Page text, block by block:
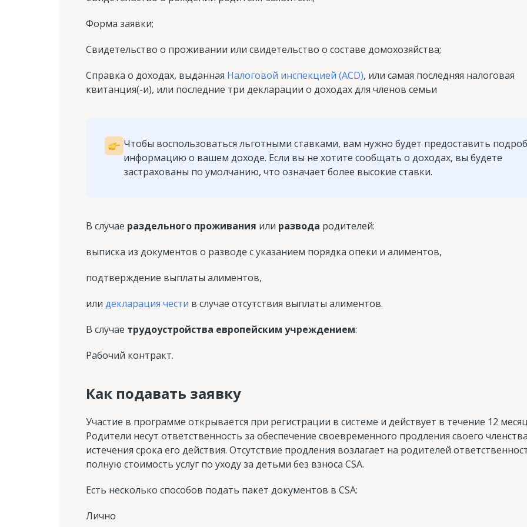
Форма заявки;
Свидетельство о проживании или свидетельство о составе домохозяйства;
Справка о доходах, выданная Налоговой инспекцией (ACD), или самая последняя налоговая
квитанция(-и), или последние три декларации о доходах для членов семьи
Чтобы воспользоваться льготными ставками, вам нужно будет предоставить
информацию о вашем доходе. Если вы не хотите сообщать о доходах, вы будете
застрахованы по умолчанию, что означает более высокие ставки.
В случае раздельного проживания или развода родителей:
выписка из документов о разводе с указанием порядка опеки и алиментов,
подтверждение выплаты алиментов,
или декларация чести в случае отсутствия выплаты алиментов.
В случае трудоустройства европейским учреждением:
Рабочий контракт.
Как подавать заявку
Участие в программе открывается при регистрации в системе и действует в течение 12
Родители несут ответственность за обеспечение своевременного продления своего
истечения срока его действия. Отсутствие продления возлагает на родителей
полную стоимость услуг по уходу за детьми без взноса CSA.
Есть несколько способов подать пакет документов в CSA:
Лично